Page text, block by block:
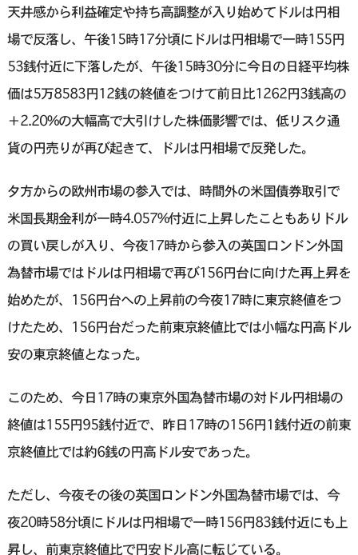
天井感から利益確定や持ち高調整が入り始めてドルは円相
場で反落し、午後15時17分頃にドルは円相場で一時155円
53銭付近に下落したが、午後15時30分に今日の日経平均株
価は5万8583円12銭の終値をつけて前日比1262円3銭高の
＋2.20%の大幅高で大引けした株価影響では、低リスク通
貨の円売りが再び起きて、ドルは円相場で反発した。
夕方からの欧州市場の参入では、時間外の米国債券取引で
米国長期金利が一時4.057%付近に上昇したこともありドル
の買い戻しが入り、今夜17時から参入の英国ロンドン外国
為替市場ではドルは円相場で再び156円台に向けた再上昇を
始めたが、156円台への上昇前の今夜17時に東京終値をつ
けたため、156円台だった前東京終値比では小幅な円高ドル
安の東京終値となった。
このため、今日17時の東京外国為替市場の対ドル円相場の
終値は155円95銭付近で、昨日17時の156円1銭付近の前東
京終値比では約6銭の円高ドル安であった。
ただし、今夜その後の英国ロンドン外国為替市場では、今
夜20時58分頃にドルは円相場で一時156円83銭付近にも上
昇し、前東京終値比で円安ドル高に転じている。